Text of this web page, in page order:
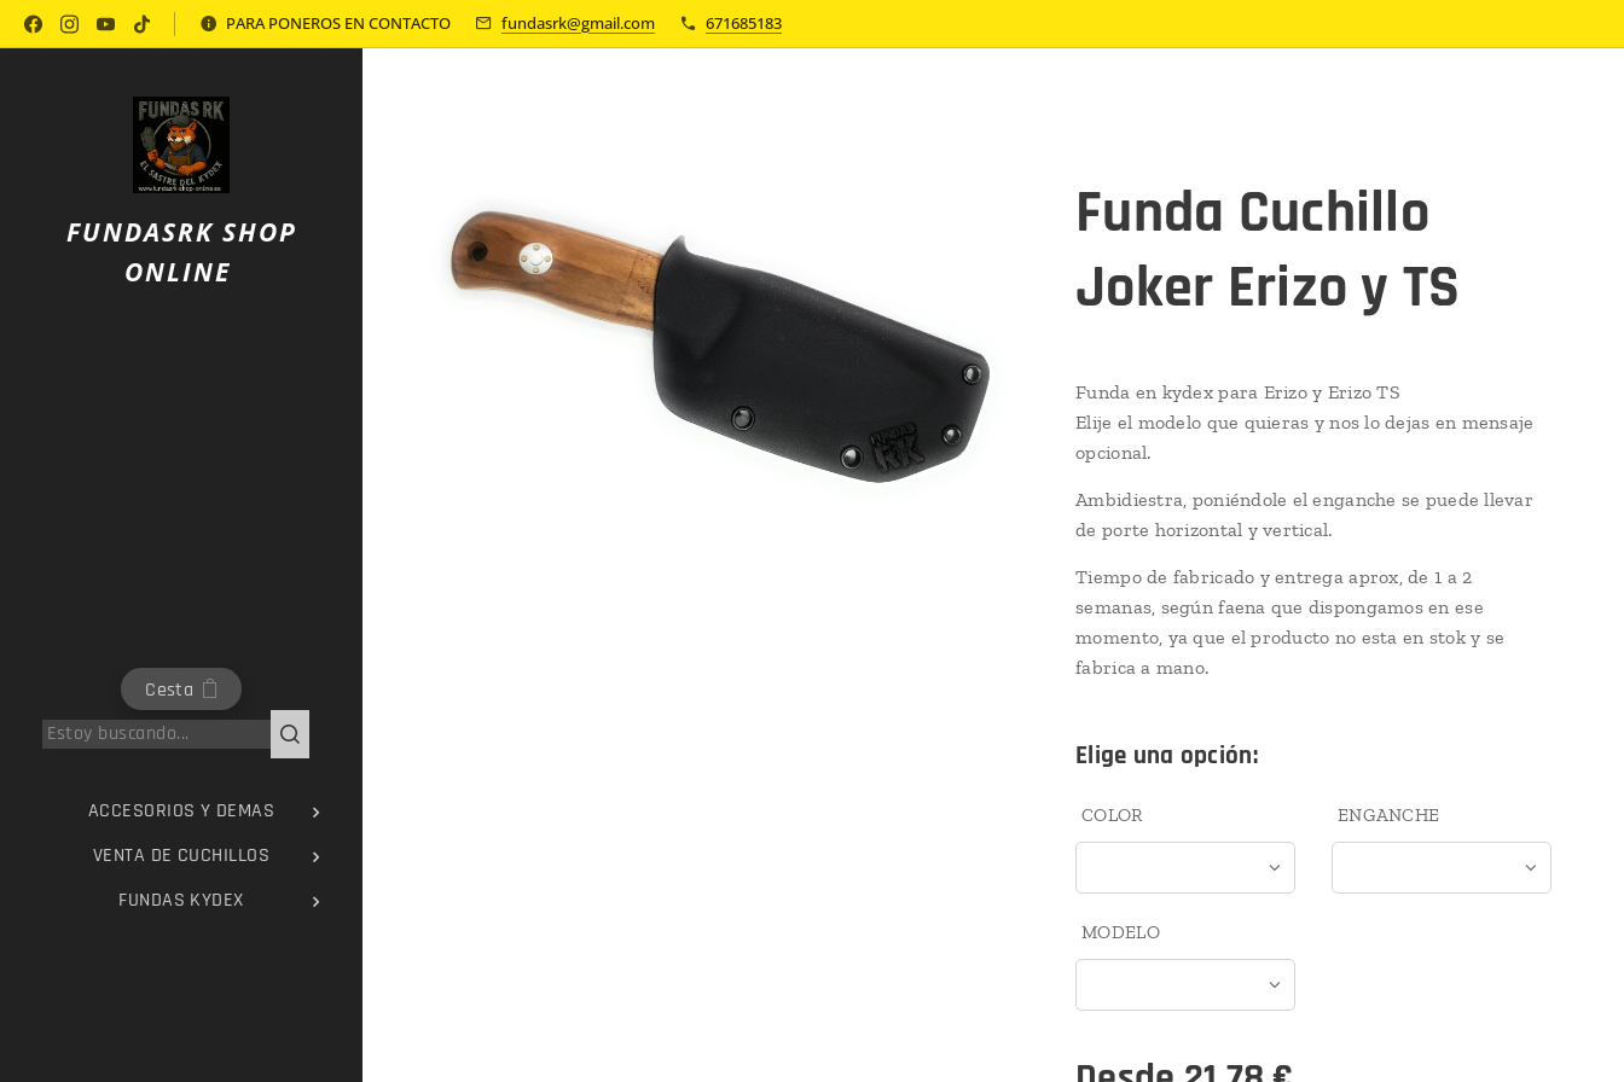
Política de Privacidad PARA PONEROS EN CONTACTO fundasrk@gmail.com 671685183
FUNDASRK SHOP
ONLINE
Cesta
ACCESORIOS Y DEMAS
VENTA DE CUCHILLOS
FUNDAS KYDEX
Funda Cuchillo
Joker Erizo y TS
Funda en kydex para Erizo y Erizo TS
Elije el modelo que quieras y nos lo dejas en mensaje
opcional.
Ambidiestra, poniéndole el enganche se puede llevar
de porte horizontal y vertical.
Tiempo de fabricado y entrega aprox, de 1 a 2
semanas, según faena que dispongamos en ese
momento, ya que el producto no esta en stok y se
fabrica a mano.
Elige una opción:
COLOR ENGANCHE
MODELO